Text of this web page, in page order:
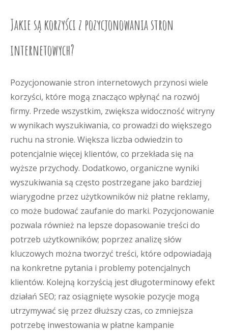
Jakie są korzyści z pozycjonowania stron
internetowych?
Pozycjonowanie stron internetowych przynosi wiele
korzyści, które mogą znacząco wpłynąć na rozwój
firmy. Przede wszystkim, zwiększa widoczność witryny
w wynikach wyszukiwania, co prowadzi do większego
ruchu na stronie. Większa liczba odwiedzin to
potencjalnie więcej klientów, co przekłada się na
wyższe przychody. Dodatkowo, organiczne wyniki
wyszukiwania są często postrzegane jako bardziej
wiarygodne przez użytkowników niż płatne reklamy,
co może budować zaufanie do marki. Pozycjonowanie
pozwala również na lepsze dopasowanie treści do
potrzeb użytkowników; poprzez analizę słów
kluczowych można tworzyć treści, które odpowiadają
na konkretne pytania i problemy potencjalnych
klientów. Kolejną korzyścią jest długoterminowy efekt
działań SEO; raz osiągnięte wysokie pozycje mogą
utrzymywać się przez dłuższy czas, co zmniejsza
potrzebę inwestowania w płatne kampanie